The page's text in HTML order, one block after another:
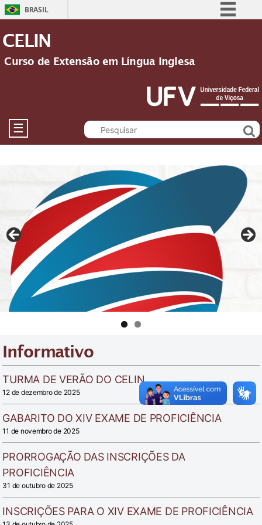
BRASIL
Participe
Acesso à informação
Legislação
Canais
CELIN
Curso de Extensão em Língua Inglesa
☰
Informativo
TURMA DE VERÃO DO CELIN
12 de dezembro de 2025
GABARITO DO XIV EXAME DE PROFICIÊNCIA
11 de novembro de 2025
PRORROGAÇÃO DAS INSCRIÇÕES DA
PROFICIÊNCIA
31 de outubro de 2025
INSCRIÇÕES PARA O XIV EXAME DE PROFICIÊNCIA